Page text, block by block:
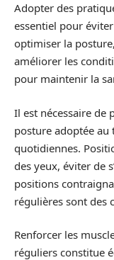
Adopter des
essentiel pour
optimiser la
améliorer les
pour maintenir la
Il est nécessaire de
posture adoptée
quotidiennes.
des yeux, éviter de
positions
régulières sont des
Renforcer les
réguliers constitue